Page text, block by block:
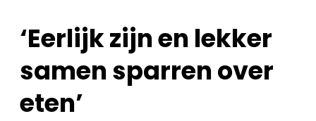
‘Eerlijk zijn en lekker
samen sparren over
eten’